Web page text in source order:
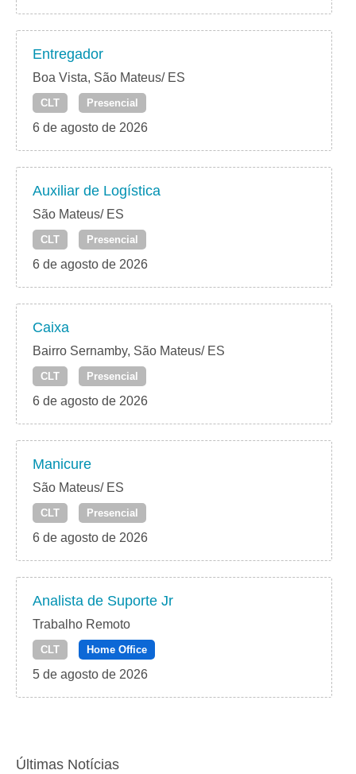
Entregador
Boa Vista, São Mateus/ ES
CLT Presencial
6 de agosto de 2026
Auxiliar de Logística
São Mateus/ ES
CLT Presencial
6 de agosto de 2026
Caixa
Bairro Sernamby, São Mateus/ ES
CLT Presencial
6 de agosto de 2026
Manicure
São Mateus/ ES
CLT Presencial
6 de agosto de 2026
Analista de Suporte Jr
Trabalho Remoto
CLT Home Office
5 de agosto de 2026
Últimas Notícias